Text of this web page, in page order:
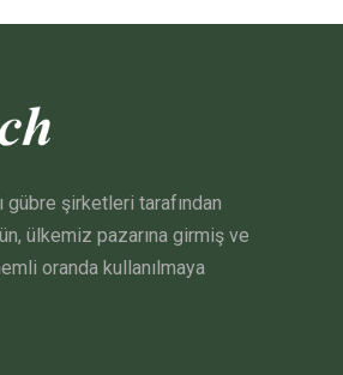
gübre şirketleri tarafından
ülkemiz pazarına girmiş ve
oranda kullanılmaya